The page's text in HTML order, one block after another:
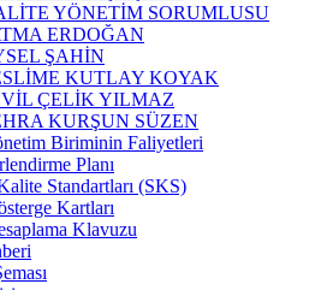
YÖNETİM SORUMLUSU
ERDOĞAN
ŞAHİN
KUTLAY KOYAK
ÇELİK YILMAZ
KURŞUN SÜZEN
Biriminin Faliyetleri
Planı
Standartları (SKS)
Kartları
Klavuzu